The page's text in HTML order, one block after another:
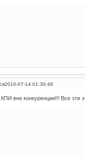
2010-07-14 01:30:48
вне конкуренции!!! Все эти